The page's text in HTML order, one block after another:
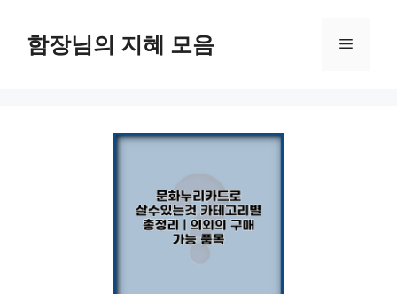
함장님의 지혜 모음 메